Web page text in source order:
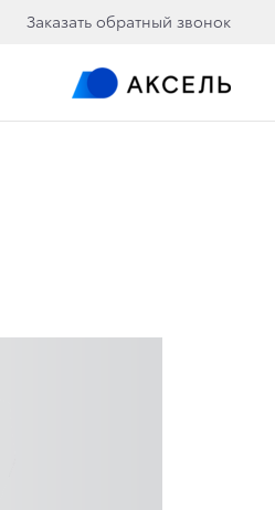
Заказать обратный звонок